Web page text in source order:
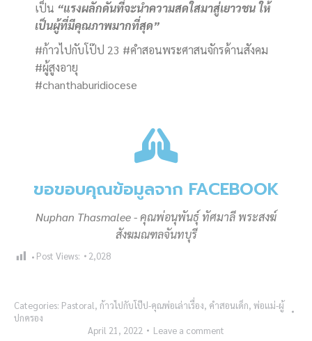
เป็น “แรงผลักดันที่จะนำความสดใสมาสู่เยาวชน ให้
เป็นผู้ที่มีคุณภาพมากที่สุด”
#ก้าวไปกับโป๊ป 23 #คำสอนพระศาสนจักรด้านสังคม
#ผู้สูงอายุ
#chanthaburidiocese
ขอขอบคุณข้อมูลจาก FACEBOOK
Nuphan Thasmalee - คุณพ่อนุพันธ์ุ ทัศมาลี พระสงฆ์
สังฆมณฑลจันทบุรี
Post Views: 2,028
Categories: Pastoral, ก้าวไปกับโป๊ป-คุณพ่อเล่าเรื่อง, คำสอนเด็ก, พ่อแม่-ผู้
ปกครอง
April 21, 2022
Leave a comment